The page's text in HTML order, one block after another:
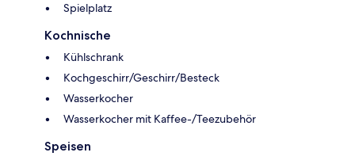
Spielplatz
Kochnische
Kühlschrank
Kochgeschirr/Geschirr/Besteck
Wasserkocher
Wasserkocher mit Kaffee-/Teezubehör
Speisen